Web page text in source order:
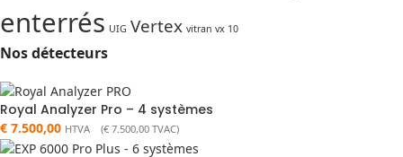
enterrés UIG Vertex vitran vx 10
Nos détecteurs
Royal Analyzer Pro – 4 systèmes
€ 7.500,00 HTVA (€ 7.500,00 TVAC)